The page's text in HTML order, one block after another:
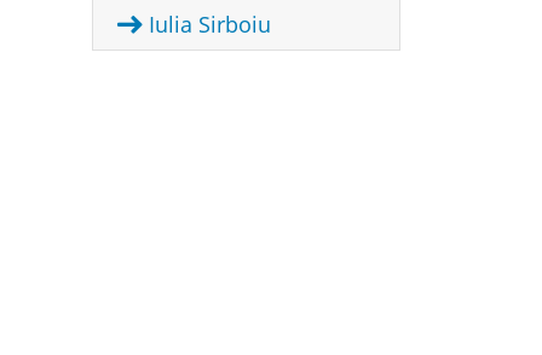
Iulia Sirboiu